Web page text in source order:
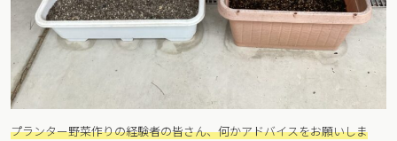
プランター野菜作りの経験者の皆さん、何かアドバイスをお願いしま